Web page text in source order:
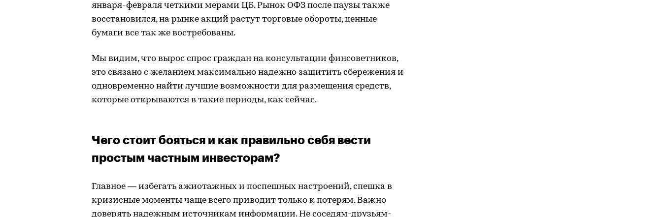
января-февраля четкими мерами ЦБ. Рынок ОФЗ после паузы также
восстановился, на рынке акций растут торговые обороты, ценные
бумаги все так же востребованы.
Мы видим, что вырос спрос граждан на консультации финсоветников,
это связано с желанием максимально надежно защитить сбережения и
одновременно найти лучшие возможности для размещения средств,
которые открываются в такие периоды, как сейчас.
Чего стоит бояться и как правильно себя вести
простым частным инвесторам?
Главное — избегать ажиотажных и поспешных настроений, спешка в
кризисные моменты чаще всего приводит только к потерям. Важно
доверять надежным источникам информации. Не соседям-друзьям-